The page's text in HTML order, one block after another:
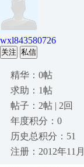
wxl843580726
关注 私信
精华：0帖
求助：1帖
帖子：2帖 | 2回
年度积分：0
历史总积分：51
注册：2012年11